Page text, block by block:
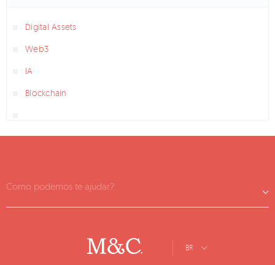
Digital Assets
Web3
IA
Blockchain
Como podemos te ajudar?
BR